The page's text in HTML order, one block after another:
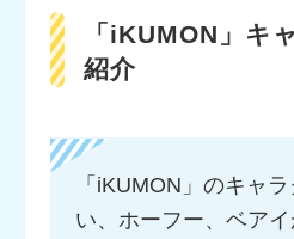
「iKUMON」キ
紹介
「iKUMON」のキャ
い、ホーフー、ベア